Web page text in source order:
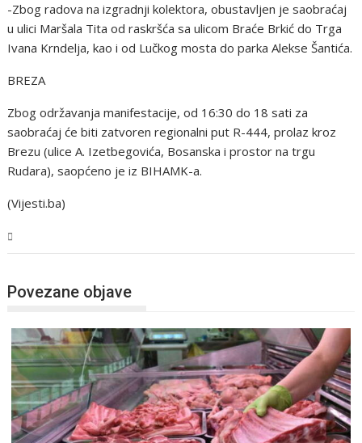
-Zbog radova na izgradnji kolektora, obustavljen je saobraćaj
u ulici Maršala Tita od raskršća sa ulicom Braće Brkić do Trga
Ivana Krndelja, kao i od Lučkog mosta do parka Alekse Šantića.
BREZA
Zbog održavanja manifestacije, od 16:30 do 18 sati za
saobraćaj će biti zatvoren regionalni put R-444, prolaz kroz
Brezu (ulice A. Izetbegovića, Bosanska i prostor na trgu
Rudara), saopćeno je iz BIHAMK-a.
(Vijesti.ba)
Povezane objave